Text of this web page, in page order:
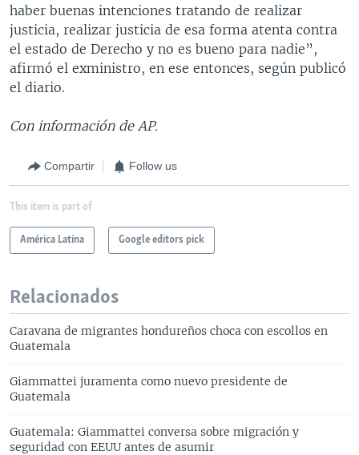
haber buenas intenciones tratando de realizar
justicia, realizar justicia de esa forma atenta contra
el estado de Derecho y no es bueno para nadie”,
afirmó el exministro, en ese entonces, según publicó
el diario.
Con información de AP.
Compartir Follow us
This item is part of
América Latina Google editors pick
Relacionados
Caravana de migrantes hondureños choca con escollos en
Guatemala
Giammattei juramenta como nuevo presidente de
Guatemala
Guatemala: Giammattei conversa sobre migración y
seguridad con EEUU antes de asumir